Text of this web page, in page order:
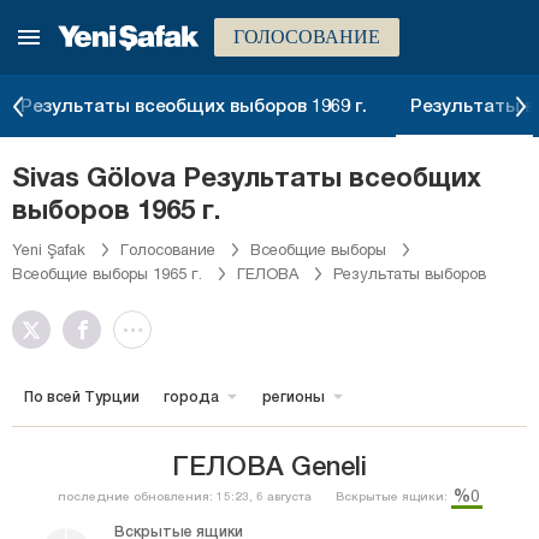
ГОЛОСОВАНИЕ
Результаты всеобщих выборов 1969 г. Результаты
Sivas Gölova Результаты всеобщих
выборов 1965 г.
Yeni Şafak Голосование
Всеобщие выборы
Всеобщие выборы 1965 г.
ГЕЛОВА Результаты выборов
По всей Турции города регионы
ГЕЛОВА Geneli
последние обновления: 15:23, 6 августа Вскрытые ящики: %0
Вскрытые ящики